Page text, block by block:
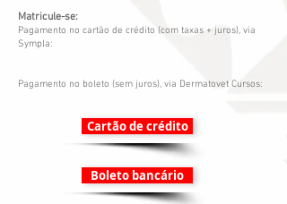
Matricule-se:
Pagamento no cartão de crédito (com taxas + juros), via
Sympla:
Pagamento no boleto (sem juros), via Dermatovet Cursos:
Boleto bancário
Cartão de crédito